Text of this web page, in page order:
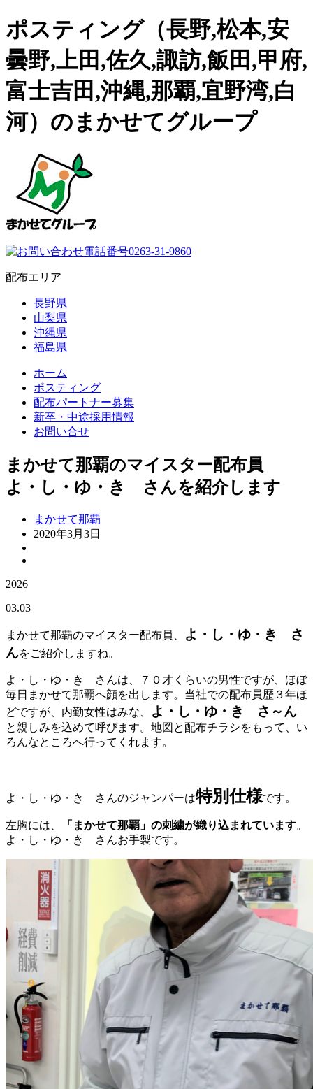
ポスティング（長野,松本,安
曇野,上田,佐久,諏訪,飯田,甲府,
富士吉田,沖縄,那覇,宜野湾,白
河）のまかせてグループ
配布エリア
長野県
山梨県
沖縄県
福島県
ホーム
ポスティング
配布パートナー募集
新卒・中途採用情報
お問い合せ
まかせて那覇のマイスター配布員
よ・し・ゆ・き さんを紹介します
まかせて那覇
2020年3月3日
2026
03.03
まかせて那覇のマイスター配布員、
よ・し・ゆ・き さ
んをご紹介しますね。
よ・し・ゆ・き さんは、７０才くらいの男性ですが、ほぼ
毎日まかせて那覇へ顔を出します。当社での配布員歴３年ほ
どですが、内勤女性はみな、
よ・し・ゆ・き さ～ん
と親しみを込めて呼びます。地図と配布チラシをもって、い
ろんなところへ行ってくれます。
よ・し・ゆ・き さんのジャンパーは特別仕様です。
左胸には、 「まかせて那覇」の刺繍が織り込まれています。
よ・し・ゆ・き さんお手製です。